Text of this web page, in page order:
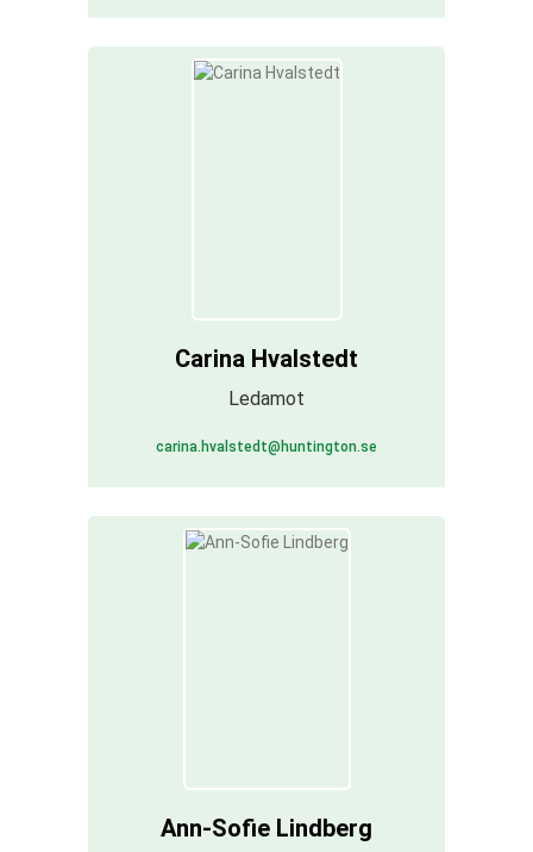
Carina Hvalstedt
Ledamot
carina.hvalstedt@huntington.se
Ann-Sofie Lindberg